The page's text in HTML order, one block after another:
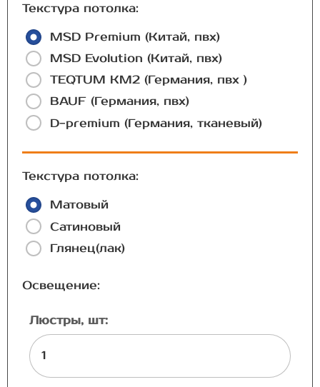
Текстура потолка:
MSD Premium (Китай, пвх)
MSD Evolution (Китай, пвх)
TEQTUM КМ2 (Германия, пвх )
BAUF (Германия, пвх)
D-premium (Германия, тканевый)
Текстура потолка:
Матовый
Сатиновый
Глянец(лак)
Освещение:
Люстры, шт: